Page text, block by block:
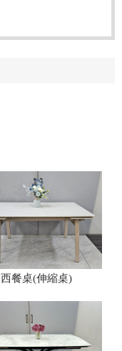
西餐桌(伸縮桌)